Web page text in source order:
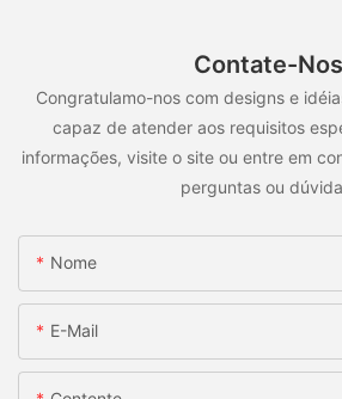
Contate-Nos
Congratulamo-nos com designs e
capaz de atender aos requisitos
informações, visite o site ou entre em
perguntas ou
Nome
E-Mail